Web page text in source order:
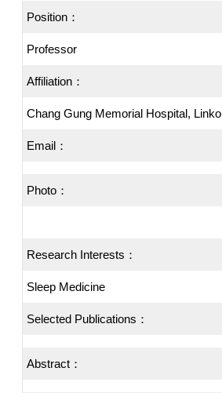
Position：
Professor
Affiliation：
Chang Gung Memorial Hospital, Linko
Email：
Photo：
Research Interests：
Sleep Medicine
Selected Publications：
Abstract：